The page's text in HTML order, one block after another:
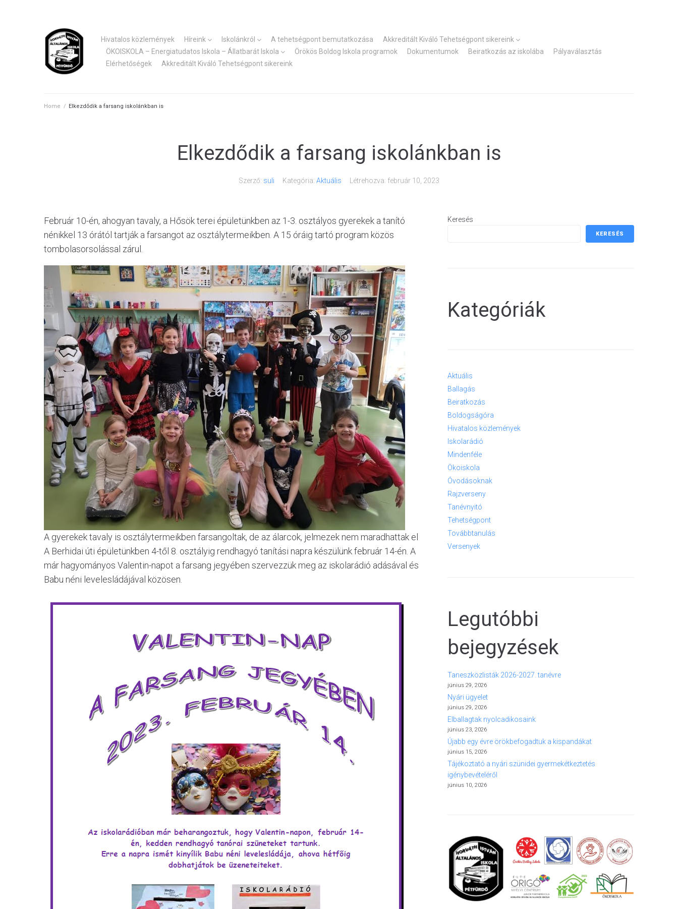
Hivatalos közlemények Híreink Iskolánkról A tehetségpont bemutatkozása
Akkreditált Kiváló Tehetségpont sikereink
ÖKOISKOLA – Energiatudatos Iskola – Állatbarát Iskola
Örökös Boldog Iskola programok Dokumentumok Beiratkozás az iskolába
Pályaválasztás
Elérhetőségek
Akkreditált Kiváló Tehetségpont sikereink
Home / Elkezdődik a farsang iskolánkban is
Elkezdődik a farsang iskolánkban is
Szerző: suli Kategória: Aktuális Létrehozva: február 10, 2023
Február 10-én, ahogyan tavaly, a Hősök terei épületünkben az 1-3. osztályos gyerekek a tanító
nénikkel 13 órától tartják a farsangot az osztálytermeikben. A 15 óráig tartó program közös
tombolasorsolással zárul.
A gyerekek tavaly is osztálytermeikben farsangoltak, de az álarcok, jelmezek nem maradhattak el
A Berhidai úti épületünkben 4-től 8. osztályig rendhagyó tanítási napra készülünk február 14-én. A
már hagyományos Valentin-napot a farsang jegyében szervezzük meg az iskolarádió adásával és
Babu néni levelesládájával közösen.
Keresés
KERESÉS
Kategóriák
Aktuális
Ballagás
Beiratkozás
Boldogságóra
Hivatalos közlemények
Iskolarádió
Mindenféle
Ökoiskola
Óvodásoknak
Rajzverseny
Tanévnyitó
Tehetségpont
Továbbtanulás
Versenyek
Legutóbbi
bejegyzések
Taneszközlisták 2026-2027. tanévre
június 29, 2026
Nyári ügyelet
június 29, 2026
Elballagtak nyolcadikosaink
június 23, 2026
Újabb egy évre örökbefogadtuk a kispandákat
június 15, 2026
Tájékoztató a nyári szünidei gyermekétkeztetés
igénybevételéről
június 10, 2026